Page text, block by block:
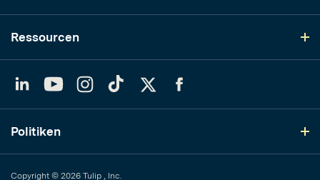
Ressourcen
YouTubeInstagram
TikTok
Politiken
Copyright © 2026 Tulip , Inc.